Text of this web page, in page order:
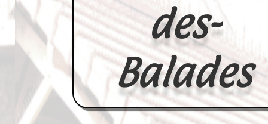
des-
Balades